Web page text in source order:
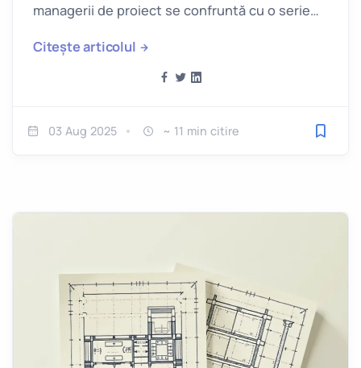
managerii de proiect se confruntă cu o serie
Citește articolul
03 Aug 2025 ~ 11 min citire